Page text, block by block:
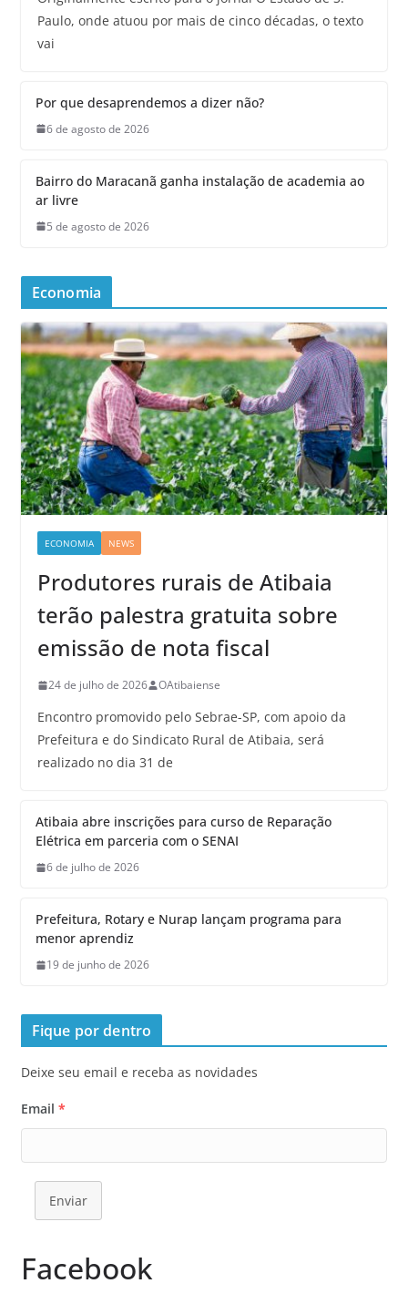
Paulo, onde atuou por mais de cinco décadas, o texto
vai
Por que desaprendemos a dizer não?
6 de agosto de 2026
Bairro do Maracanã ganha instalação de academia ao
ar livre
5 de agosto de 2026
Economia
ECONOMIA NEWS
Produtores rurais de Atibaia
terão palestra gratuita sobre
emissão de nota fiscal
24 de julho de 2026 OAtibaiense
Encontro promovido pelo Sebrae-SP, com apoio da
Prefeitura e do Sindicato Rural de Atibaia, será
realizado no dia 31 de
Atibaia abre inscrições para curso de Reparação
Elétrica em parceria com o SENAI
6 de julho de 2026
Prefeitura, Rotary e Nurap lançam programa para
menor aprendiz
19 de junho de 2026
Fique por dentro
Deixe seu email e receba as novidades
Email *
Enviar
Facebook